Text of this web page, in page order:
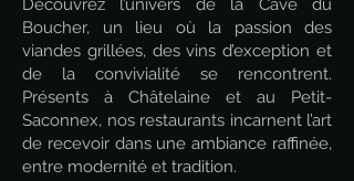
Découvrez l’univers de la Cave du
Boucher, un lieu où la passion des
viandes grillées, des vins d’exception et
de la convivialité se rencontrent.
Présents à Châtelaine et au Petit-
Saconnex, nos restaurants incarnent l’art
de recevoir dans une ambiance raffinée,
entre modernité et tradition.